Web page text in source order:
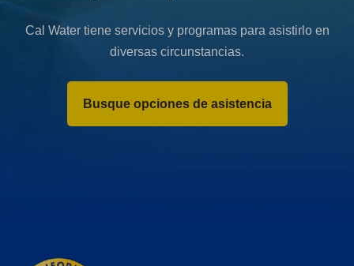
Cal Water tiene servicios y programas para asistirlo en
diversas circunstancias.
Busque opciones de asistencia